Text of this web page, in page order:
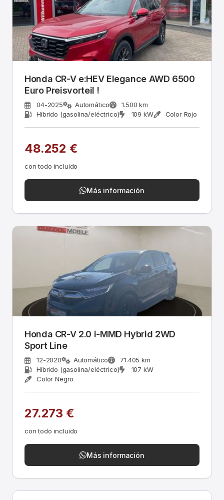
Honda CR-V e:HEV Elegance AWD 6500
Euro Preisvorteil !
04-2025 Automático
1.500 km
Híbrido (gasolina/eléctrico)
109 kW Color Rojo
48.252 €
con todo incluido
Más información
Honda CR-V 2.0 i-MMD Hybrid 2WD
Sport Line
12-2020 Automático
71.405 km
Híbrido (gasolina/eléctrico)
107 kW
Color Negro
27.273 €
con todo incluido
Más información